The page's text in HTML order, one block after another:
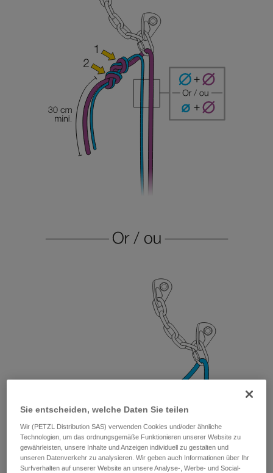
Sie entscheiden, welche Daten Sie teilen
Wir (PETZL Distribution SAS) verwenden Cookies und/oder ähnliche
Technologien, um das ordnungsgemäße Funktionieren unserer Website zu
gewährleisten, unsere Inhalte und Anzeigen individuell zu gestalten und
unseren Datenverkehr zu analysieren. Wir geben auch Informationen über Ihr
Surfverhalten auf unserer Website an unsere Analyse-, Werbe- und Social-